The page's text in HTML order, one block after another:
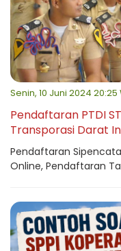
Senin, 10 Juni 2024 20:25
Pendaftaran PTDI
Transporasi Darat
Pendaftaran
Online, Pendaftaran